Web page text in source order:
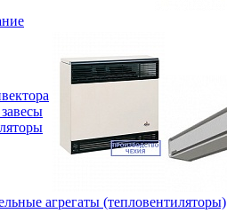
агрегаты (тепловентиляторы)